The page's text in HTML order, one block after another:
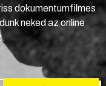
dokumentumfilmes
neked az online